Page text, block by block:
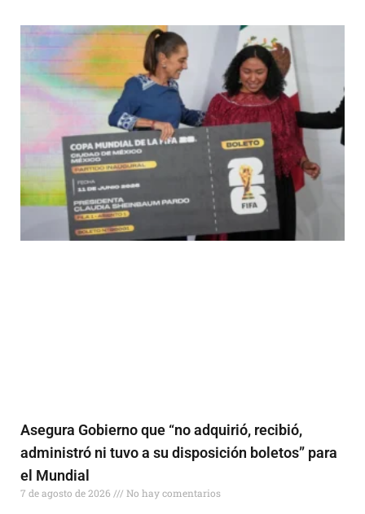
Asegura Gobierno que “no adquirió, recibió,
administró ni tuvo a su disposición boletos” para
el Mundial
7 de agosto de 2026 No hay comentarios